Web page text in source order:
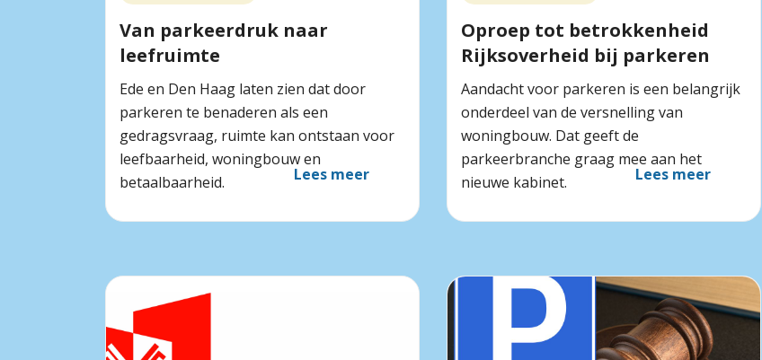
Van parkeerdruk naar
leefruimte
Ede en Den Haag laten zien dat door
parkeren te benaderen als een
gedragsvraag, ruimte kan ontstaan voor
leefbaarheid, woningbouw en
betaalbaarheid.
Lees meer
Oproep tot betrokkenheid
Rijksoverheid bij parkeren
Aandacht voor parkeren is een belangrijk
onderdeel van de versnelling van
woningbouw. Dat geeft de
parkeerbranche graag mee aan het
nieuwe kabinet.
Lees meer